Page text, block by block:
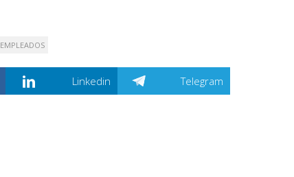
EMPLEADOS
Linkedin Telegram